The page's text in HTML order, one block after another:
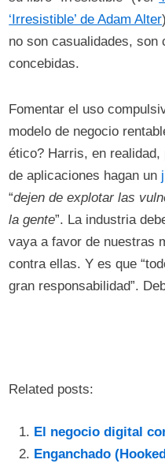
‘Irresistible’ de Adam Alter
no son casualidades,
concebidas.
Fomentar el uso
modelo de negocio
ético? Harris, en realidad,
de aplicaciones hagan un
“dejen de explotar las
la gente”. La industria
vaya a favor de nuestras
contra ellas. Y es que
gran responsabilidad”.
Related posts:
El negocio digital
Enganchado